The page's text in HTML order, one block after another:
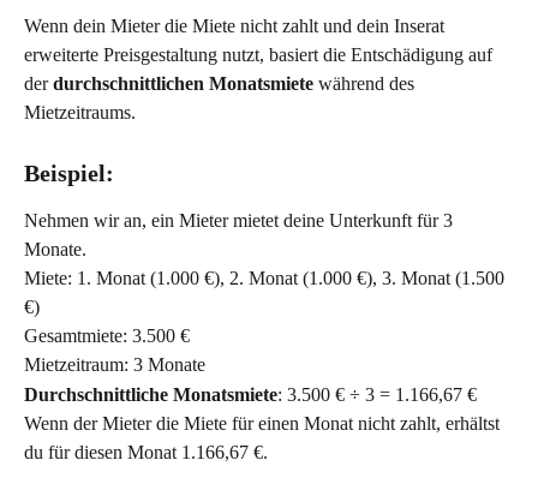
Wenn dein Mieter die Miete nicht zahlt und dein Inserat
erweiterte Preisgestaltung nutzt, basiert die Entschädigung auf
der durchschnittlichen Monatsmiete während des
Mietzeitraums.
Beispiel:
Nehmen wir an, ein Mieter mietet deine Unterkunft für 3
Monate.
Miete: 1. Monat (1.000 €), 2. Monat (1.000 €), 3. Monat (1.500
€)
Gesamtmiete: 3.500 €
Mietzeitraum: 3 Monate
Durchschnittliche Monatsmiete: 3.500 € ÷ 3 = 1.166,67 €
Wenn der Mieter die Miete für einen Monat nicht zahlt, erhältst
du für diesen Monat 1.166,67 €.